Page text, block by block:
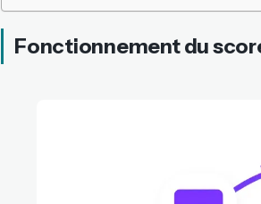
Fonctionnement du